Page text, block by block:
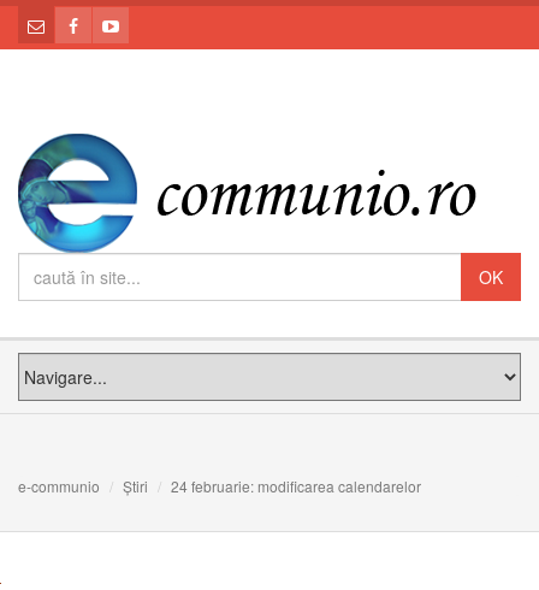
e-communio Știri 24 februarie: modificarea calendarelor